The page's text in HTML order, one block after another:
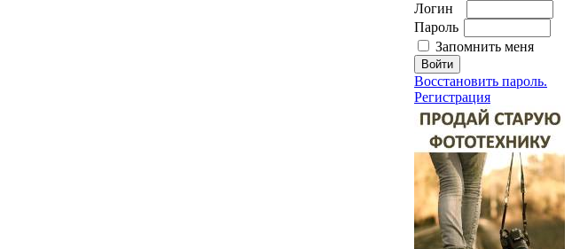
Логин
Пароль
Запомнить меня
Восстановить пароль.
Регистрация